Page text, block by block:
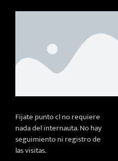
Fijate punto cl no requiere
nada del internauta. No hay
seguimiento ni registro de
las visitas.